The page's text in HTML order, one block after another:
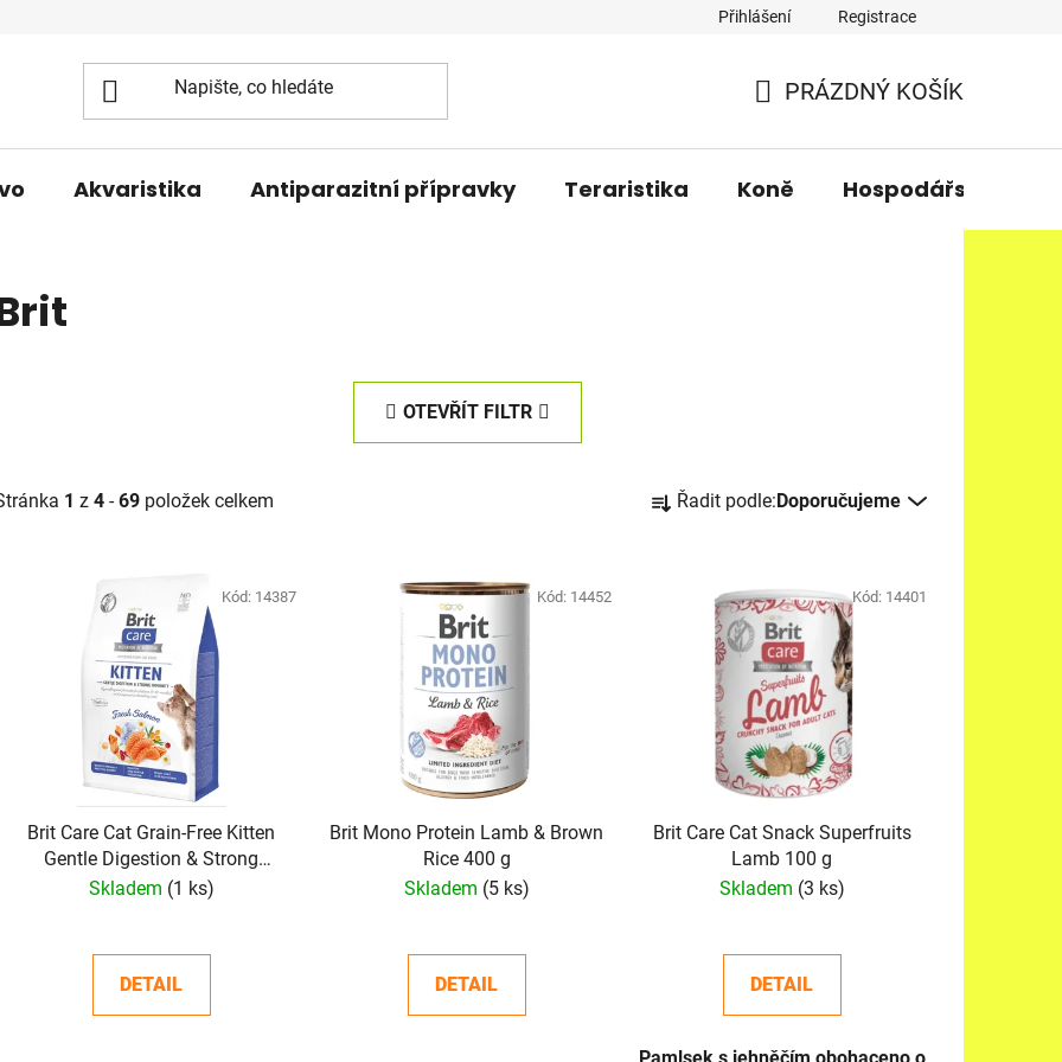
Přihlášení Registrace
KOŠÍK
PRÁZDNÝ KOŠÍK
Akvaristika Antiparazitní přípravky Teraristika Koně Hospodářská
OTEVŘÍT FILTR
1 z 4 -69 položek celkem a
k
t
Řadit podle:Doporučujeme
Brit Care Cat Grain-Free Kitten
Gentle Digestion & Strong
Immunity 7 kg
Skladem (1 ks)
DETAIL
Kód: 14387
Brit Mono Protein Lamb & Brown
Rice 400 g
Skladem (5 ks)
DETAIL
Kód: 14452
Brit Care Cat Snack Superfruits
Lamb 100 g
Skladem (3 ks)
DETAIL
Kód: 14401